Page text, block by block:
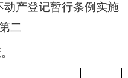
产登记暂行条例实施
二